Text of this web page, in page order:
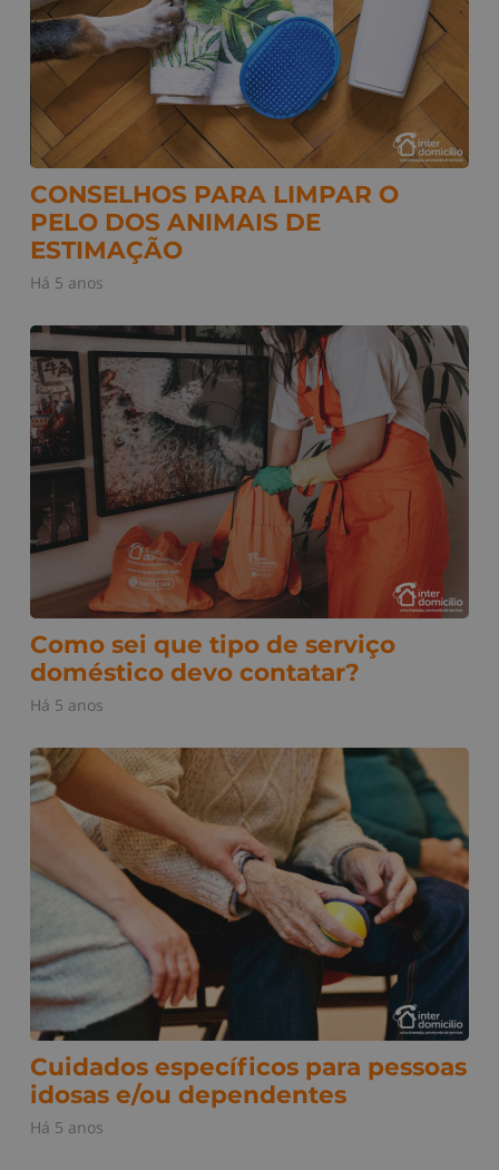
CONSELHOS PARA LIMPAR O
PELO DOS ANIMAIS DE
ESTIMAÇÃO
Há 5 anos
Como sei que tipo de serviço
doméstico devo contatar?
Há 5 anos
Cuidados específicos para pessoas
idosas e/ou dependentes
Há 5 anos